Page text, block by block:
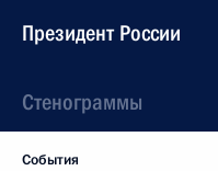
Президент России
Стенограммы
События